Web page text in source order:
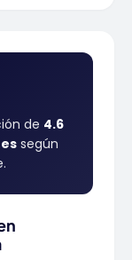
de 4.6
según